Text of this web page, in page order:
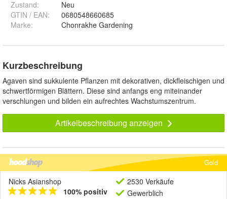
Zustand:
Neu
GTIN / EAN:
0680548660685
Marke:
Chonrakhe Gardening
Kurzbeschreibung
Agaven sind sukkulente Pflanzen mit dekorativen, dickfleischigen und
schwertförmigen Blättern. Diese sind anfangs eng miteinander
verschlungen und bilden ein aufrechtes Wachstumszentrum.
Artikelbeschreibung anzeigen
Gold
Nicks Asianshop
100% positiv
2530 Verkäufe
Gewerblich